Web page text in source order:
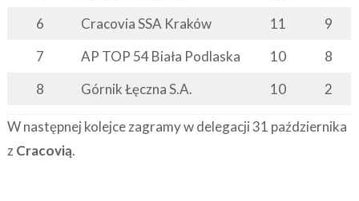
6
Cracovia SSA Kraków 11
9
7
AP TOP 54 Biała Podlaska 10
8
8
Górnik Łęczna S.A. 10 2
W następnej kolejce zagramy w delegacji 31 października
zCracovią.